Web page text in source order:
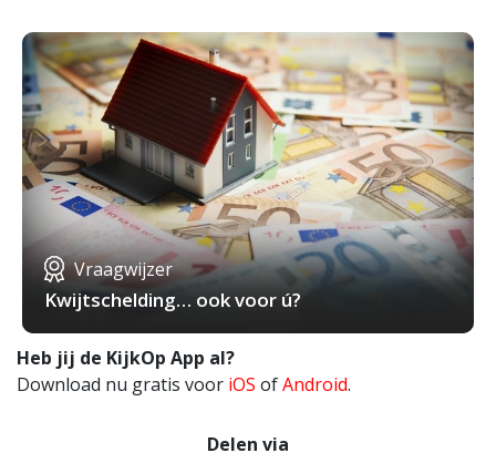
Vraagwijzer
Kwijtschelding… ook voor ú?
Heb jij de KijkOp App al?
Download nu gratis voor iOS ofAndroid.
Delen via